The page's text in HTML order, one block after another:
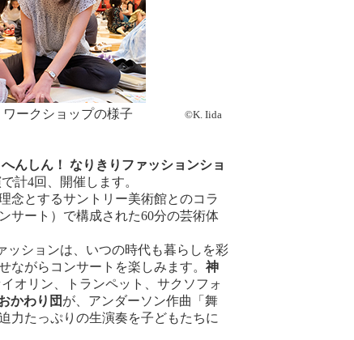
ワークショップの様子 ©K. Iida
しん！ なりきりファッションショ
計4回、開催します。
念とするサントリー美術館とのコラ
サート）で構成された60分の芸術体
ッションは、いつの時代も暮らしを彩
がらコンサートを楽しみます。 神
オリン、トランペット、サクソフォ
かわり団 が、アンダーソン作曲「舞
力たっぷりの生演奏を子どもたちに